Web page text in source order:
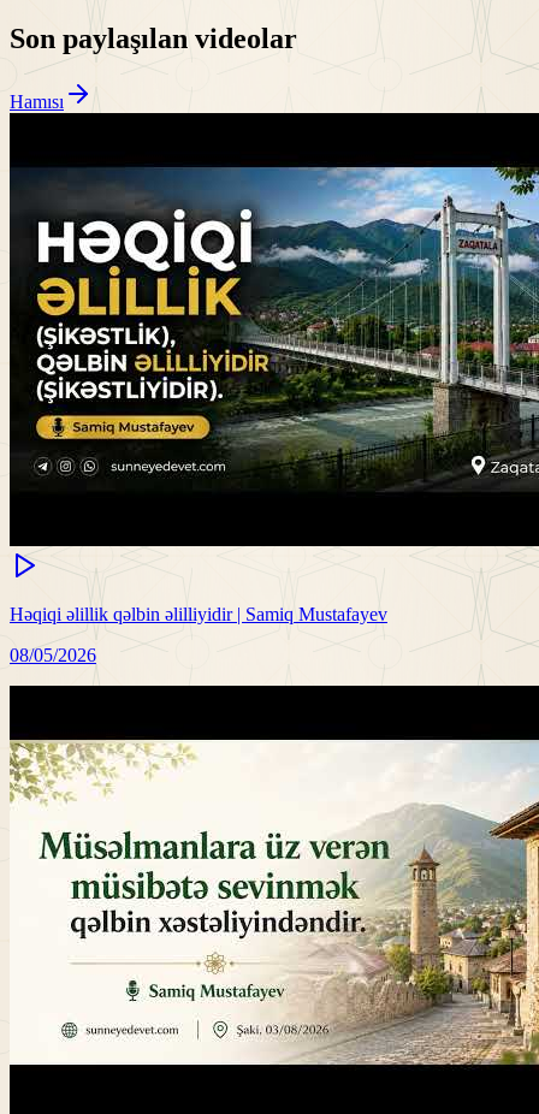
Son paylaşılan videolar
Hamısı
Həqiqi əlillik qəlbin əlilliyidir | Samiq Mustafayev
08/05/2026